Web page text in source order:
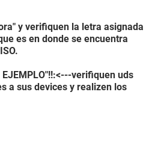
y verifiquen la letra asignada
es en donde se encuentra
EJEMPLO"!!:<---verifiquen uds
a sus devices y realizen los